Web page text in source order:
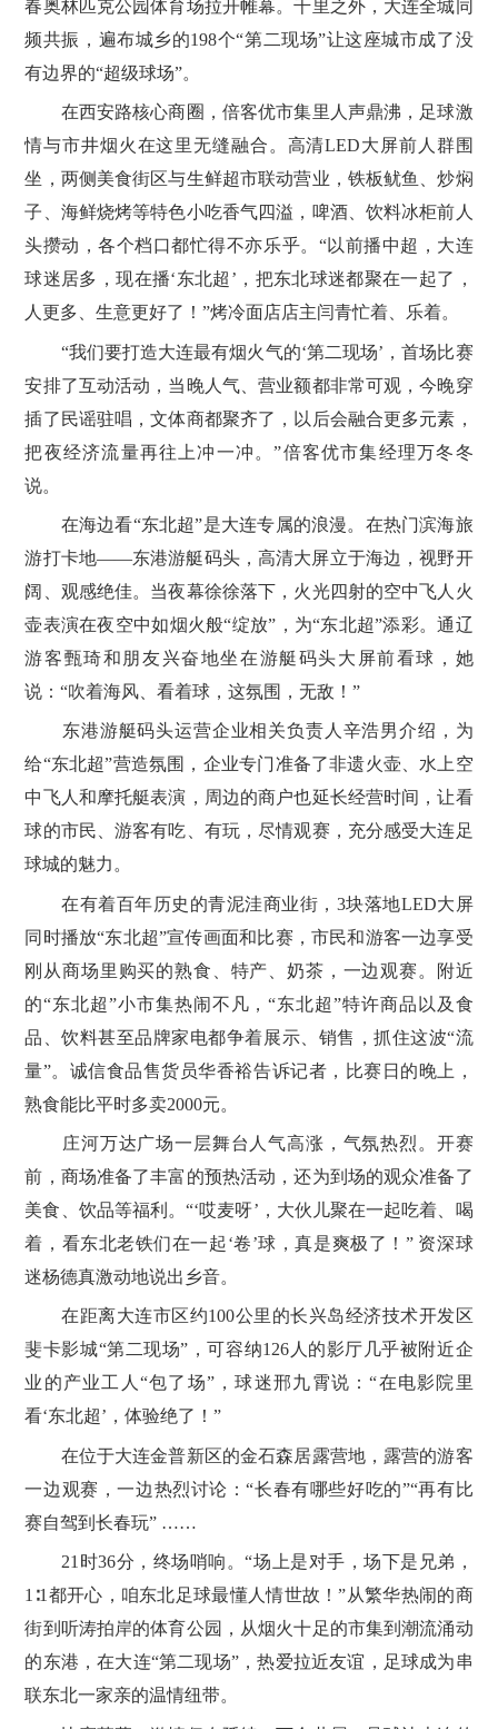
春奥林匹克公园体育场拉开帷幕。千里之外，大连全城同
频共振，遍布城乡的198个“第二现场”让这座城市成了没
有边界的“超级球场”。
在西安路核心商圈，倍客优市集里人声鼎沸，足球激
情与市井烟火在这里无缝融合。高清LED大屏前人群围
坐，两侧美食街区与生鲜超市联动营业，铁板鱿鱼、炒焖
子、海鲜烧烤等特色小吃香气四溢，啤酒、饮料冰柜前人
头攒动，各个档口都忙得不亦乐乎。“以前播中超，大连
球迷居多，现在播‘东北超’，把东北球迷都聚在一起了，
人更多、生意更好了！”烤冷面店店主闫青忙着、乐着。
“我们要打造大连最有烟火气的‘第二现场’，首场比赛
安排了互动活动，当晚人气、营业额都非常可观，今晚穿
插了民谣驻唱，文体商都聚齐了，以后会融合更多元素，
把夜经济流量再往上冲一冲。”倍客优市集经理万冬冬
说。
在海边看“东北超”是大连专属的浪漫。在热门滨海旅
游打卡地——东港游艇码头，高清大屏立于海边，视野开
阔、观感绝佳。当夜幕徐徐落下，火光四射的空中飞人火
壶表演在夜空中如烟火般“绽放”，为“东北超”添彩。通辽
游客甄琦和朋友兴奋地坐在游艇码头大屏前看球，她
说：“吹着海风、看着球，这氛围，无敌！”
东港游艇码头运营企业相关负责人辛浩男介绍，为
给“东北超”营造氛围，企业专门准备了非遗火壶、水上空
中飞人和摩托艇表演，周边的商户也延长经营时间，让看
球的市民、游客有吃、有玩，尽情观赛，充分感受大连足
球城的魅力。
在有着百年历史的青泥洼商业街，3块落地LED大屏
同时播放“东北超”宣传画面和比赛，市民和游客一边享受
刚从商场里购买的熟食、特产、奶茶，一边观赛。附近
的“东北超”小市集热闹不凡，“东北超”特许商品以及食
品、饮料甚至品牌家电都争着展示、销售，抓住这波“流
量”。诚信食品售货员华香裕告诉记者，比赛日的晚上，
熟食能比平时多卖2000元。
庄河万达广场一层舞台人气高涨，气氛热烈。开赛
前，商场准备了丰富的预热活动，还为到场的观众准备了
美食、饮品等福利。“‘哎麦呀’，大伙儿聚在一起吃着、喝
着，看东北老铁们在一起‘卷’球，真是爽极了！” 资深球
迷杨德真激动地说出乡音。
在距离大连市区约100公里的长兴岛经济技术开发区
斐卡影城“第二现场”，可容纳126人的影厅几乎被附近企
业的产业工人“包了场”，球迷邢九霄说：“在电影院里
看‘东北超’，体验绝了！”
在位于大连金普新区的金石森居露营地，露营的游客
一边观赛，一边热烈讨论：“长春有哪些好吃的”“再有比
赛自驾到长春玩” ……
21时36分，终场哨响。“场上是对手，场下是兄弟，
1‌∶1都开心，咱东北足球最懂人情世故！”从繁华热闹的商
街到听涛拍岸的体育公园，从烟火十足的市集到潮流涌动
的东港，在大连“第二现场”，热爱拉近友谊，足球成为串
联东北一家亲的温情纽带。